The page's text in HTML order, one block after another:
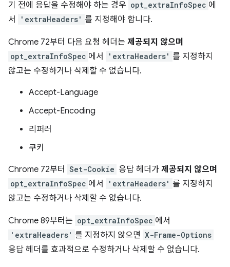
기 전에 응답을 수정해야 하는 경우 opt_extraInfoSpec 에
서
'extraHeaders' 를 지정해야 합니다.
Chrome 72부터 다음 요청 헤더는 제공되지 않으며
opt_extraInfoSpec 에서 'extraHeaders' 를 지정하지
않고는 수정하거나 삭제할 수 없습니다.
Accept-Language
Accept-Encoding
리퍼러
쿠키
Chrome 72부터 Set-Cookie 응답 헤더가 제공되지 않으며
opt_extraInfoSpec 에서 'extraHeaders' 를 지정하지
않고는 수정하거나 삭제할 수 없습니다.
Chrome 89부터는 opt_extraInfoSpec 에서
'extraHeaders' 를 지정하지 않으면 X-Frame-Options
응답 헤더를 효과적으로 수정하거나 삭제할 수 없습니다.